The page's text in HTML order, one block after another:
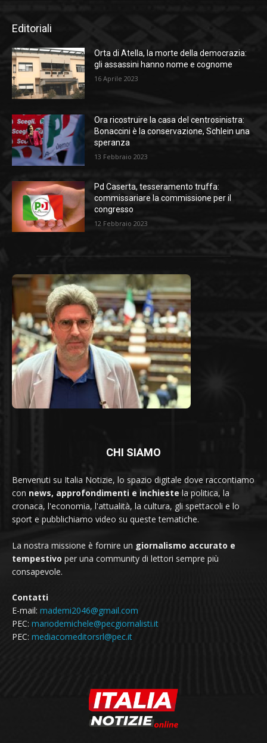
Editoriali
Orta di Atella, la morte della democrazia:
gli assassini hanno nome e cognome
16 Aprile 2023
Ora ricostruire la casa del centrosinistra:
Bonaccini è la conservazione, Schlein una
speranza
13 Febbraio 2023
Pd Caserta, tesseramento truffa:
commissariare la commissione per il
congresso
12 Febbraio 2023
CHI SIAMO
Benvenuti su Italia Notizie, lo spazio digitale dove raccontiamo
con news, approfondimenti e inchieste la politica, la
cronaca, l'economia, l'attualità, la cultura, gli spettacoli e lo
sport e pubblichiamo video su queste tematiche.
La nostra missione è fornire un giornalismo accurato e
tempestivo per una community di lettori sempre più
consapevole.
Contatti
E-mail: mademi2046@gmail.com
PEC: mariodemichele@pecgiornalisti.it
PEC: mediacomeditorsrl@pec.it